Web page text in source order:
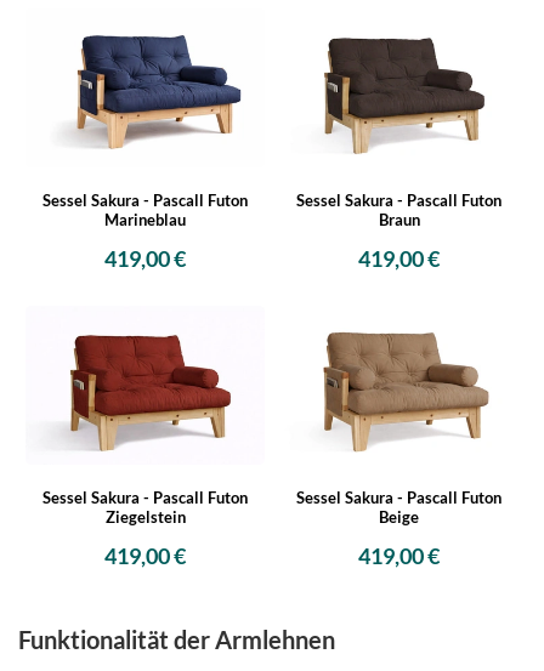
Sessel Sakura - Pascall Futon
Marineblau
419,00 €
Sessel Sakura - Pascall Futon
Braun
419,00 €
Sessel Sakura - Pascall Futon
Ziegelstein
419,00 €
Sessel Sakura - Pascall Futon
Beige
419,00 €
Funktionalität der Armlehnen